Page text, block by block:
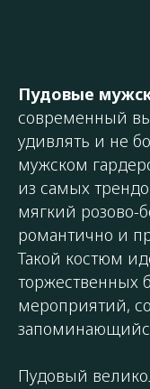
Пудовые
современный
удивлять и не
мужском
из самых
мягкий розово-
романтично и
Такой костюм
торжественных
мероприятий,
Пудовый